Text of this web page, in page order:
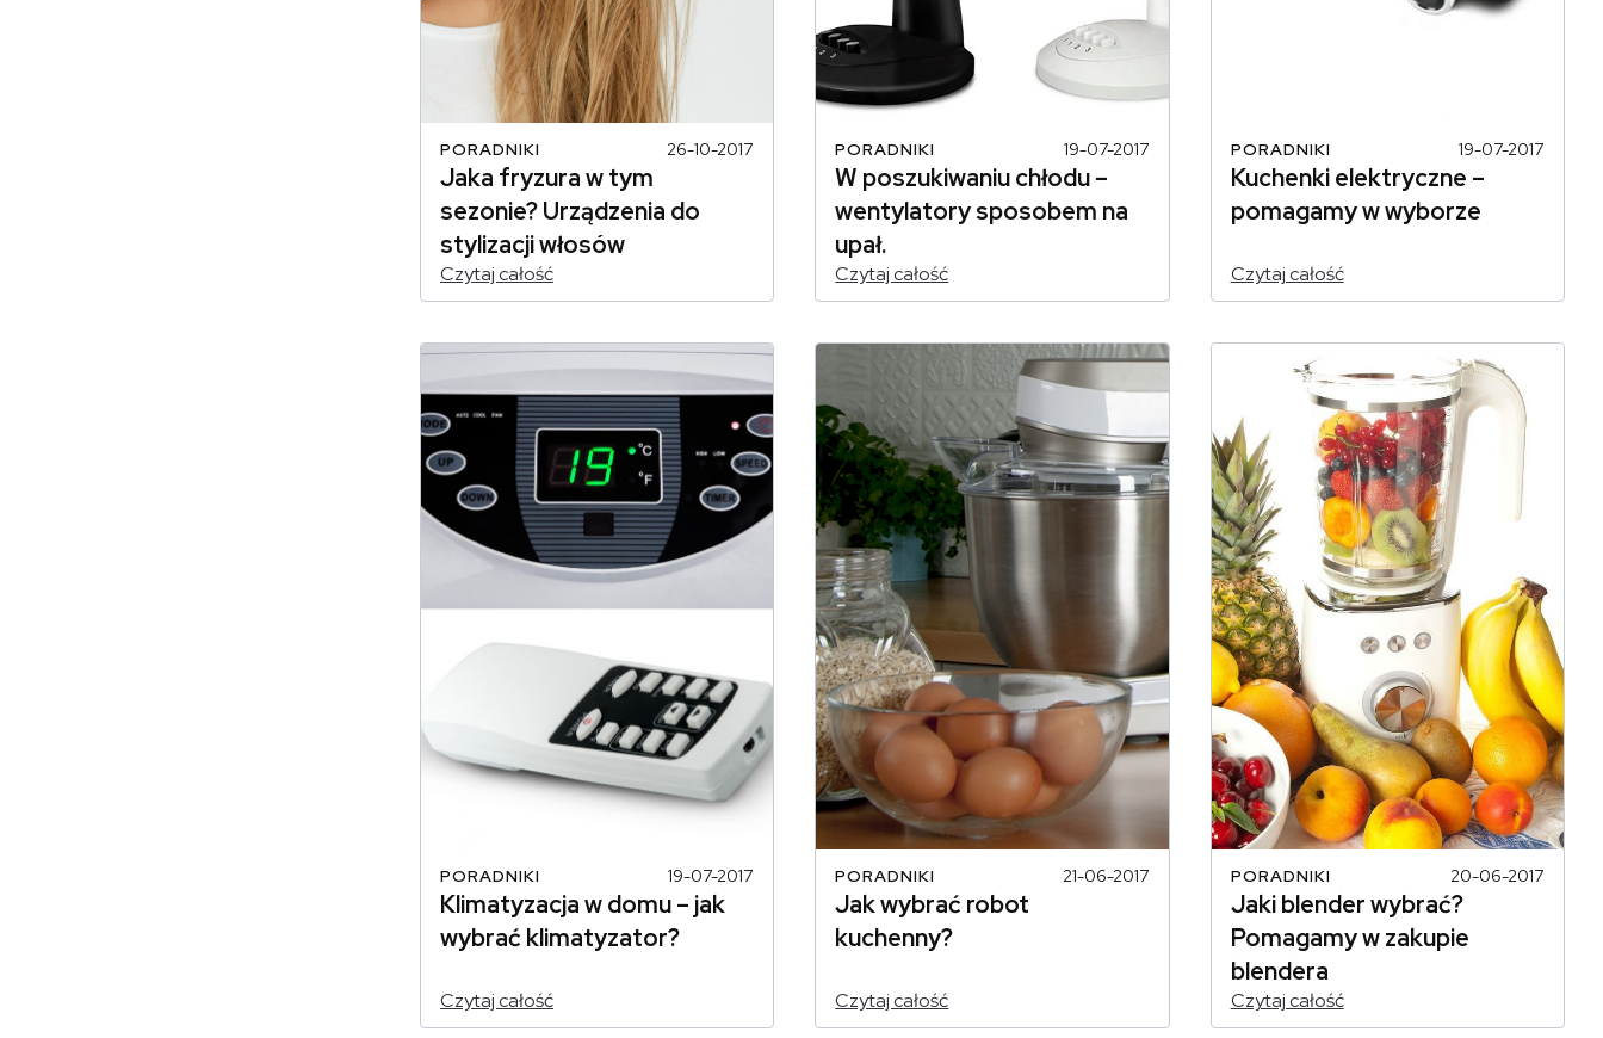
PORADNIKI 26-10-2017
Jaka fryzura w tym
sezonie? Urządzenia do
stylizacji włosów
Czytaj całość
PORADNIKI 19-07-2017
W poszukiwaniu chłodu –
wentylatory sposobem na
upał.
Czytaj całość
PORADNIKI 19-07-2017
Kuchenki elektryczne –
pomagamy w wyborze
Czytaj całość
PORADNIKI 19-07-2017
Klimatyzacja w domu – jak
wybrać klimatyzator?
Czytaj całość
PORADNIKI 21-06-2017
Jak wybrać robot
kuchenny?
Czytaj całość
PORADNIKI 20-06-2017
Jaki blender wybrać?
Pomagamy w zakupie
blendera
Czytaj całość